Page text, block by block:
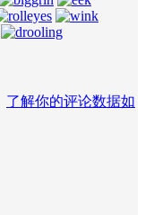
了解你的评论数据如